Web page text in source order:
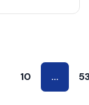
10 ...